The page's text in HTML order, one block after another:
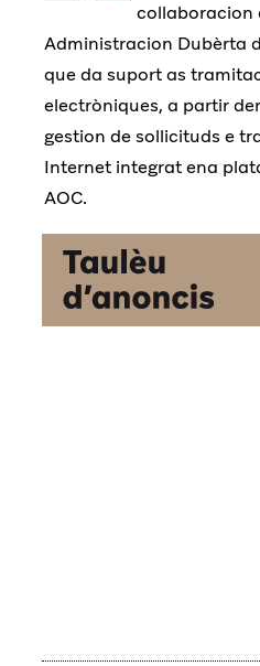
collaboracion
Administracion Dubèrta
que da suport as
electròniques, a partir
gestion de sollicituds e
Internet integrat ena
AOC.